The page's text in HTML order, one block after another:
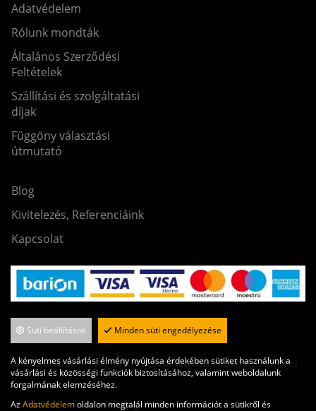
Adatvédelem
Rólunk mondták
Általános Szerződési
Feltételek
Szállítási és szolgáltatási
díjak
Függöny választási
útmutató
Blog
Kivitelezés, Referenciáink
Kapcsolat
© 2020 Minden jog fenntartva. www.tervezzotthont.hu
Süti beállítások Minden süti engedélyezése
A kényelmes vásárlási élmény nyújtása érdekében sütiket használunk a
vásárlási és közösségi funkciók biztosításához, valamint weboldalunk
forgalmának elemzéséhez.
AzAdatvédelemoldalon megtalál minden információt a sütikről és